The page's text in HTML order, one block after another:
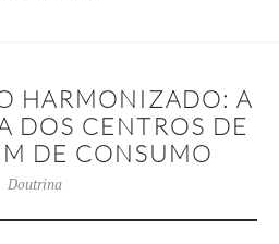
HARMONIZADO: A
DOS CENTROS DE
DE CONSUMO
Doutrina